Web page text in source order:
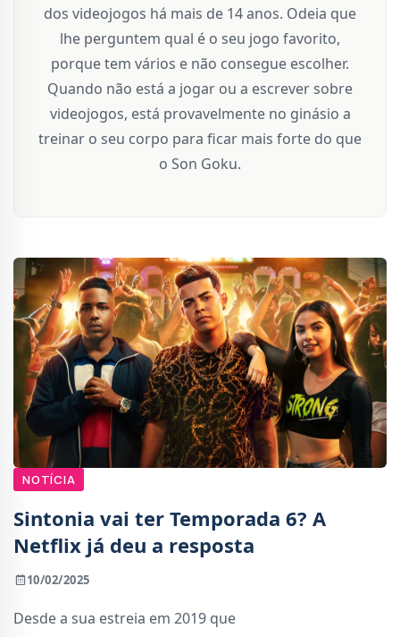
dos videojogos há mais de 14 anos. Odeia que
lhe perguntem qual é o seu jogo favorito,
porque tem vários e não consegue escolher.
Quando não está a jogar ou a escrever sobre
videojogos, está provavelmente no ginásio a
treinar o seu corpo para ficar mais forte do que
o Son Goku.
NOTÍCIA
Sintonia vai ter Temporada 6? A
Netflix já deu a resposta
10/02/2025
Desde a sua estreia em 2019 que